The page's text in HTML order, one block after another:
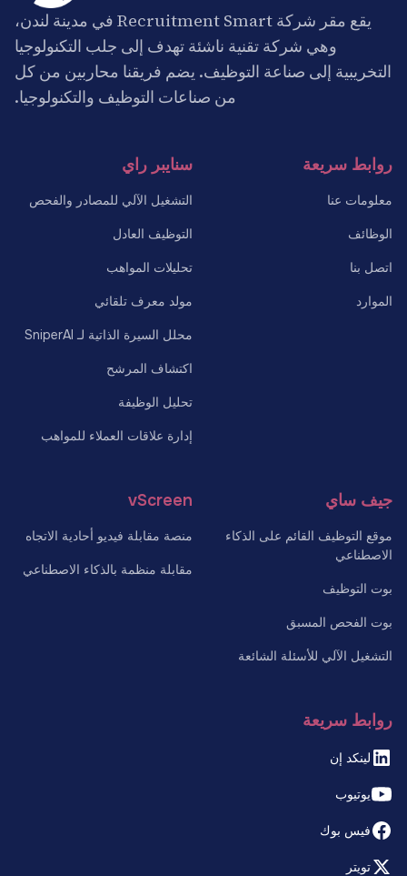
يقع مقر شركة Recruitment Smart في مدينة لندن،
وهي شركة تقنية ناشئة تهدف إلى جلب التكنولوجيا
التخريبية إلى صناعة التوظيف. يضم فريقنا محاربين من كل
من صناعات التوظيف والتكنولوجيا.
روابط سريعة
معلومات عنا
الوظائف
اتصل بنا
الموارد
سنايبر راي
التشغيل الآلي للمصادر والفحص
التوظيف العادل
تحليلات المواهب
مولد معرف تلقائي
محلل السيرة الذاتية لـ SniperAI
اكتشاف المرشح
تحليل الوظيفة
إدارة علاقات العملاء للمواهب
جيف ساي
موقع التوظيف القائم على الذكاء
الاصطناعي
بوت التوظيف
بوت الفحص المسبق
التشغيل الآلي للأسئلة الشائعة
vScreen
منصة مقابلة فيديو أحادية الاتجاه
مقابلة منظمة بالذكاء الاصطناعي
روابط سريعة
لينكد إن
يوتيوب
فيس بوك
تويتر